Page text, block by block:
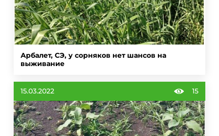
Арбалет, СЭ, у сорняков нет шансов на
выживание
15.03.2022 15